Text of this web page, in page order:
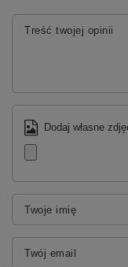
Treść twojej opinii
Dodaj własne
Twoje imię
Twój email